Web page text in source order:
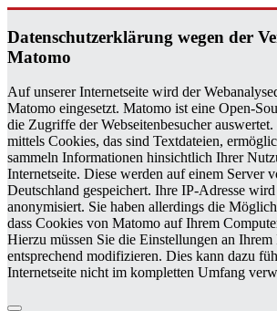
Da­ten­schutz­er­klä­rung wegen der
Ma­to­mo
Auf unserer Internetseite wird der
Matomo eingesetzt. Matomo ist eine Open-
die Zugriffe der Webseitenbesucher
mittels Cookies, das sind Textdateien,
sammeln Informationen hinsichtlich Ihrer
Internetseite. Diese werden auf einem Server
Deutschland gespeichert. Ihre IP-Adresse
anonymisiert. Sie haben allerdings die
dass Cookies von Matomo auf Ihrem
Hierzu müssen Sie die Einstellungen an
entsprechend modifizieren. Dies kann dazu
Internetseite nicht im kompletten Umfang